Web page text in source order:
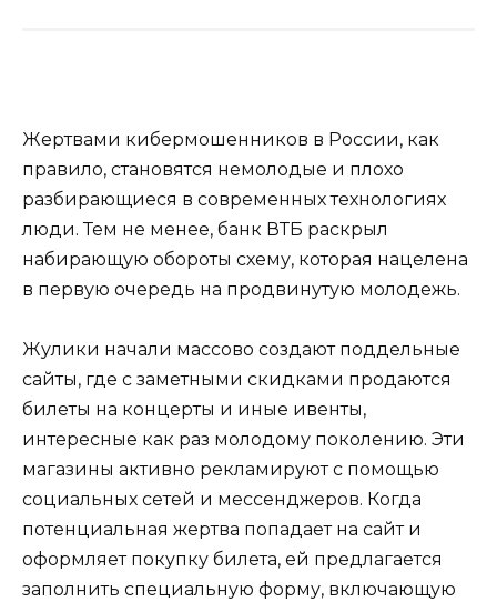
Жертвами кибермошенников в России, как
правило, становятся немолодые и плохо
разбирающиеся в современных технологиях
люди. Тем не менее, банк ВТБ раскрыл
набирающую обороты схему, которая нацелена
в первую очередь на продвинутую молодежь.
Жулики начали массово создают поддельные
сайты, где с заметными скидками продаются
билеты на концерты и иные ивенты,
интересные как раз молодому поколению. Эти
магазины активно рекламируют с помощью
социальных сетей и мессенджеров. Когда
потенциальная жертва попадает на сайт и
оформляет покупку билета, ей предлагается
заполнить специальную форму, включающую